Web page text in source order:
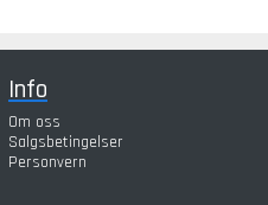
Info
Om oss
Salgsbetingelser
Personvern